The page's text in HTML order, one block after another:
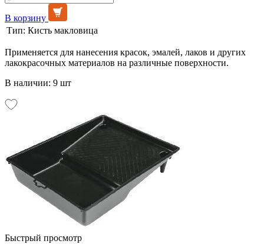
В корзину
Тип: Кисть макловица
Применяется для нанесения красок, эмалей, лаков и других
лакокрасочных материалов на различные поверхности.
В наличии: 9 шт
Быстрый просмотр